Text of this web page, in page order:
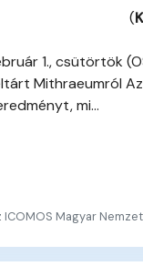
(
1., csütörtök
Mithraeumról Az
mi...
ICOMOS Magyar